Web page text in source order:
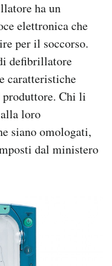
ha un
elettronica che
per il soccorso.
defibrillatore
caratteristiche
produttore. Chi li
loro
siano omologati,
dal ministero